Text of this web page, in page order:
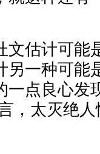
文估计可能
另一种可能
一点良心发
，太灭绝人